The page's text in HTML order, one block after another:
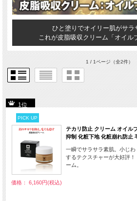
ひと塗りでオイリー肌がサラ
これが皮脂吸収クリーム「オイル
1 / 1ページ（全2件）
1位
PICK UP
テカリ防止 クリーム オイル
抑制 化粧下地 化粧崩れ防止
一瞬でサラサラ素肌。小じ
するテクスチャーが大好評
ーム。
価格： 6,160円(税込)